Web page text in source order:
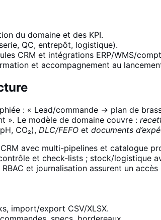
du domaine et des KPI.
QC, entrepôt, logistique).
CRM et intégrations ERP/WMS/
et accompagnement au
: « Lead/commande → plan de
Le modèle de domaine couvre :
CO₂), DLC/FEFO et documents
avec multi-pipelines et catalogue
et check-lists ; stock/logistique
et journalisation assurent un
import/export CSV/XLSX.